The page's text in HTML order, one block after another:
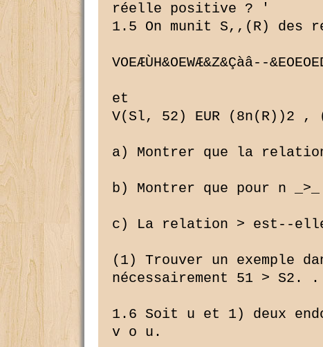
réelle positive ? '
1.5 On munit S,,(R) des
VOEÆÙH&OEWÆ&Z&Çàâ--
et
V(Sl, 52) EUR (8n(R))2
a) Montrer que la
b) Montrer que pour n
c) La relation > est--
(1) Trouver un exemple
nécessairement 51 > S2.
1.6 Soit u et 1) deux
v o u.